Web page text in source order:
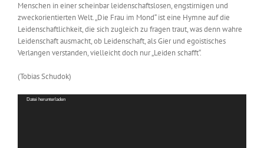
Menschen in einer scheinbar leidenschaftslosen, engstirnigen und
zweckorientierten Welt. „Die Frau im Mond“ ist eine Hymne auf die
Leidenschaftlichkeit, die sich zugleich zu fragen traut, was denn wahre
Leidenschaft ausmacht, ob Leidenschaft, als Gier und egoistisches
Verlangen verstanden, vielleicht doch nur „Leiden schafft“.
(Tobias Schudok)
Video-
Datei herunterladen